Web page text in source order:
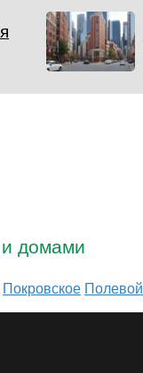
и домами
Покровское Полевой